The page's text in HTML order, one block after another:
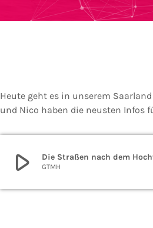
Heute geht es in unserem
und Nico haben die neusten Infos
play_arrow Die Straßen nach dem
GTMH